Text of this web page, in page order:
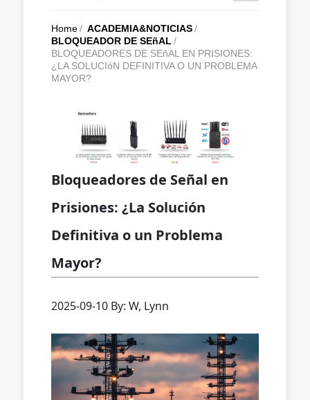
Home/ ACADEMIA&NOTICIAS/
BLOQUEADOR DE SEñAL /
BLOQUEADORES DE SEñAL EN PRISIONES:
¿LA SOLUCIóN DEFINITIVA O UN PROBLEMA
MAYOR?
Bloqueadores de Señal en
Prisiones: ¿La Solución
Definitiva o un Problema
Mayor?
2025-09-10 By: W, Lynn